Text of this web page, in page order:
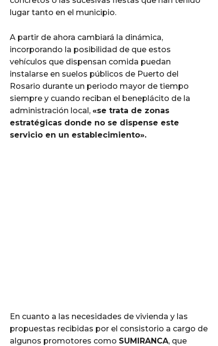
lugar tanto en el municipio.
A partir de ahora cambiará la dinámica,
incorporando la posibilidad de que estos
vehículos que dispensan comida puedan
instalarse en suelos públicos de Puerto del
Rosario durante un periodo mayor de tiempo
siempre y cuando reciban el beneplácito de la
administración local, «se trata de zonas
estratégicas donde no se dispense este
servicio en un establecimiento».
En cuanto a las necesidades de vivienda y las
propuestas recibidas por el consistorio a cargo de
algunos promotores como SUMIRANCA, que